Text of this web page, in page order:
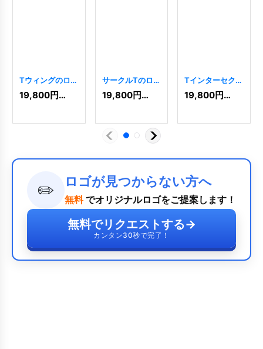
Tウィングのロゴ
[644]
19,800円(税込)
サークルTのロゴ
[587]
19,800円(税込)
Tインターセクシ
ョンロゴ [4674
19,800円(税込)
✏️ ロゴが見つからない方へ
無料 でオリジナルロゴをご提案します！
無料でリクエストする→
カンタン30秒で完了！